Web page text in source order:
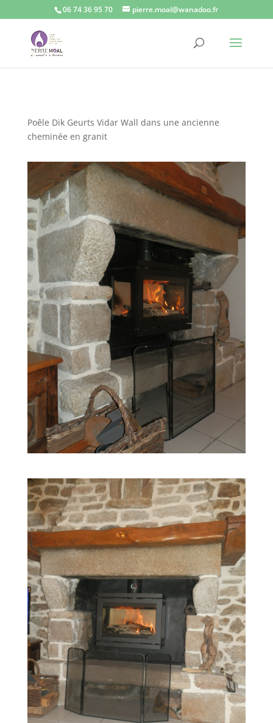
06 74 36 95 70 pierre.moal@wanadoo.fr
Poêle Dik Geurts Vidar Wall dans une ancienne
cheminée en granit